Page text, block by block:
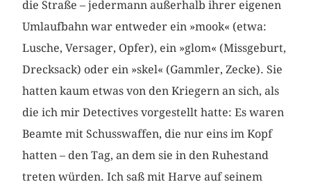
die Straße – jedermann außerhalb ihrer eigenen
Umlaufbahn war entweder ein »mook« (etwa:
Lusche, Versager, Opfer), ein »glom« (Missgeburt,
Drecksack) oder ein »skel« (Gammler, Zecke). Sie
hatten kaum etwas von den Kriegern an sich, als
die ich mir Detectives vorgestellt hatte: Es waren
Beamte mit Schusswaffen, die nur eins im Kopf
hatten – den Tag, an dem sie in den Ruhestand
treten würden. Ich saß mit Harve auf seinem